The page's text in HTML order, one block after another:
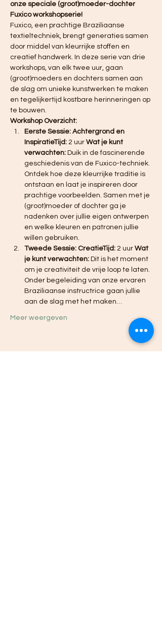
onze speciale (groot)moeder-dochter
Fuxico workshopserie!
Fuxico, een prachtige Braziliaanse
textieltechniek, brengt generaties samen
door middel van kleurrijke stoffen en
creatief handwerk. In deze serie van drie
workshops, van elk twee uur, gaan
(groot)moeders en dochters samen aan
de slag om unieke kunstwerken te maken
en tegelijkertijd kostbare herinneringen op
te bouwen.
Workshop Overzicht:
Eerste Sessie: Achtergrond en
InspiratieTijd: 2 uur Wat je kunt
verwachten: Duik in de fascinerende
geschiedenis van de Fuxico-techniek.
Ontdek hoe deze kleurrijke traditie is
ontstaan en laat je inspireren door
prachtige voorbeelden. Samen met je
(groot)moeder of dochter ga je
nadenken over jullie eigen ontwerpen
en welke kleuren en patronen jullie
willen gebruiken.
Tweede Sessie: CreatieTijd: 2 uur Wat
je kunt verwachten: Dit is het moment
om je creativiteit de vrije loop te laten.
Onder begeleiding van onze ervaren
Braziliaanse instructrice gaan jullie
aan de slag met het maken…
Meer weergeven